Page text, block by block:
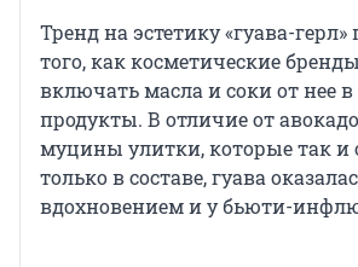
Тренд на эстетику «гуава-
того, как косметические
включать масла и соки от нее в
продукты. В отличие от
муцины улитки, которые так и
только в составе, гуава
вдохновением и у бьюти-